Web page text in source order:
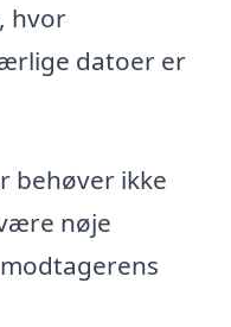
hvor
datoer er
behøver ikke
nøje